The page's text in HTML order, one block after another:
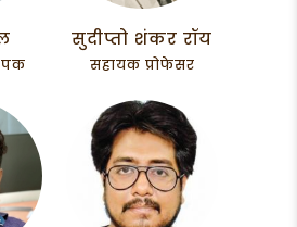
सुदीप्तो शंकर रॉय
सहायक प्रोफेसर